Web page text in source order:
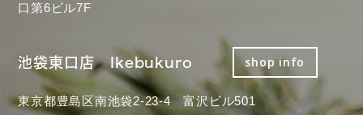
口第6ビル7F
池袋東口店 Ikebukuro shop info
東京都豊島区南池袋2-23-4 富沢ビル501